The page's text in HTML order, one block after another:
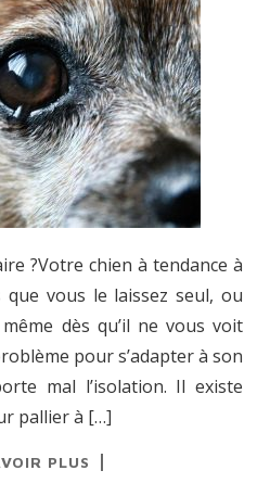
?Votre chien à tendance à
vous le laissez seul, ou
dès qu’il ne vous voit
pour s’adapter à son
mal l’isolation. Il existe
pallier à […]
PLUS